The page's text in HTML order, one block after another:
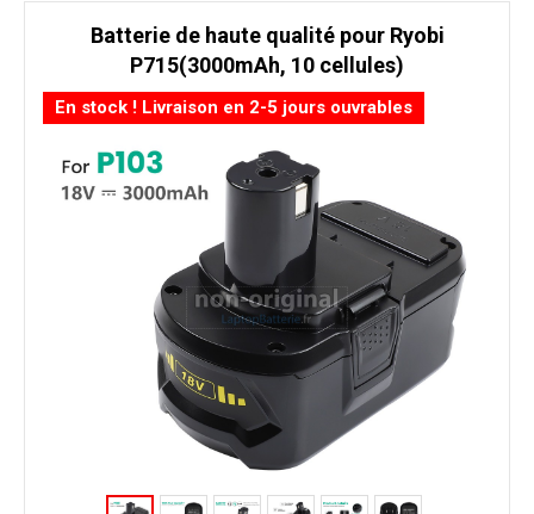
Batterie de haute qualité pour Ryobi
P715(3000mAh, 10 cellules)
En stock ! Livraison en 2-5 jours ouvrables